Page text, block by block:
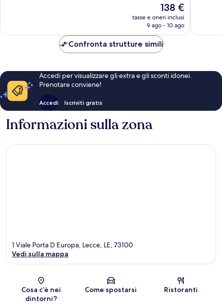
Il
prezzo
attuale
138 €
138 €
tasse e oneri inclusi
9 ago - 10 ago
Confronta strutture simili
Accedi per visualizzare gli extra e gli sconti idonei.
Prenotare conviene!
Accedi Iscriviti gratis
Informazioni sulla zona
Mappa
1 Viale Porta D Europa, Lecce, LE, 73100
Vedi sulla mappa
Cosa c’è nei
dintorni?
Come spostarsi Ristoranti